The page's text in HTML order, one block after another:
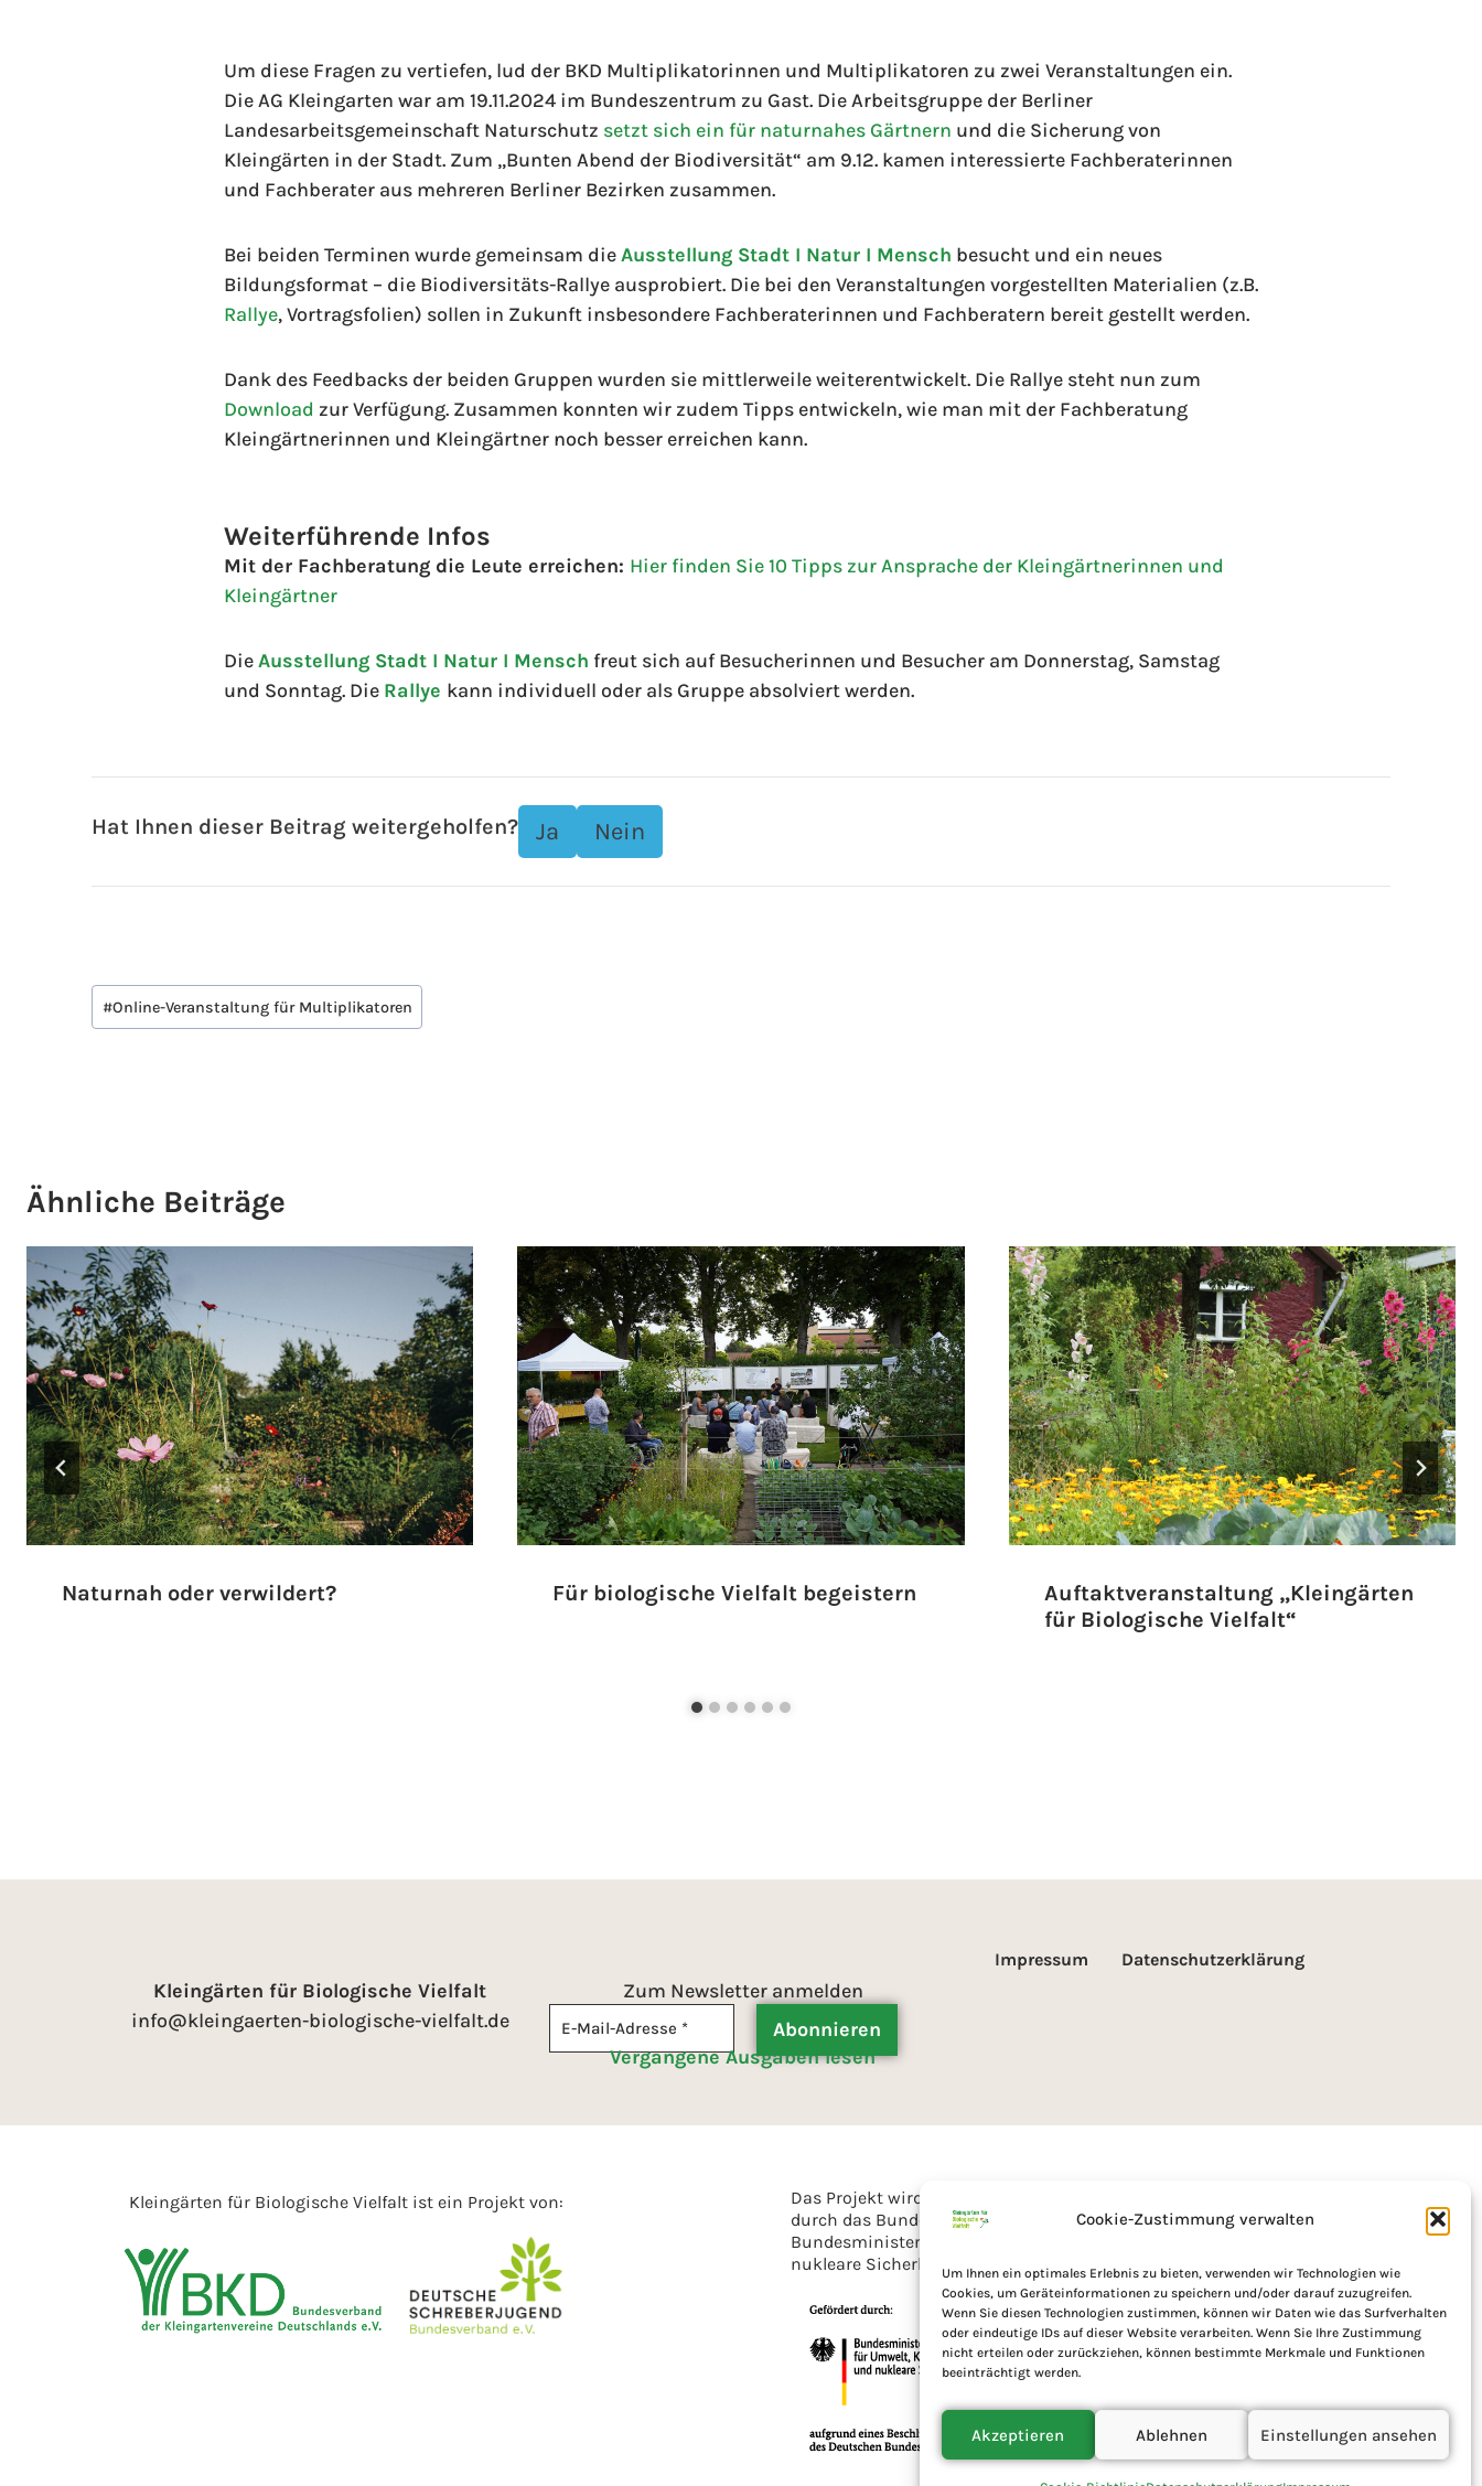
Cookie-Zustimmung verwalten
Um Ihnen ein optimales Erlebnis zu bieten, verwenden wir Technologien wie
Cookies, um Geräteinformationen zu speichern und/oder darauf zuzugreifen.
Wenn Sie diesen Technologien zustimmen, können wir Daten wie das Surfverhalten
oder eindeutige IDs auf dieser Website verarbeiten. Wenn Sie Ihre Zustimmung
nicht erteilen oder zurückziehen, können bestimmte Merkmale und Funktionen
beeinträchtigt werden.
Akzeptieren Ablehnen Einstellungen ansehen
Um diese Fragen zu vertiefen, lud der BKD Multiplikatorinnen und Multiplikatoren zu zwei Veranstaltungen ein.
Die AG Kleingarten war am 19.11.2024 im Bundeszentrum zu Gast. Die Arbeitsgruppe der Berliner
Landesarbeitsgemeinschaft Naturschutz setzt sich ein für naturnahes Gärtnern und die Sicherung von
Kleingärten in der Stadt. Zum „Bunten Abend der Biodiversität“ am 9.12. kamen interessierte Fachberaterinnen
und Fachberater aus mehreren Berliner Bezirken zusammen.
Bei beiden Terminen wurde gemeinsam dieAusstellung Stadt I Natur I Mensch besucht und ein neues
Bildungsformat – die Biodiversitäts-Rallye ausprobiert. Die bei den Veranstaltungen vorgestellten Materialien (z.B.
Rallye, Vortragsfolien) sollen in Zukunft insbesondere Fachberaterinnen und Fachberatern bereit gestellt werden.
Dank des Feedbacks der beiden Gruppen wurden sie mittlerweile weiterentwickelt. Die Rallye steht nun zum
Download zur Verfügung. Zusammen konnten wir zudem Tipps entwickeln, wie man mit der Fachberatung
Kleingärtnerinnen und Kleingärtner noch besser erreichen kann.
Weiterführende Infos
Mit der Fachberatung die Leute erreichen: Hier finden Sie 10 Tipps zur Ansprache der Kleingärtnerinnen und
Kleingärtner
DieAusstellung Stadt I Natur I Mensch freut sich auf Besucherinnen und Besucher am Donnerstag, Samstag
und Sonntag. Die Rallye kann individuell oder als Gruppe absolviert werden.
Hat Ihnen dieser Beitrag weitergeholfen? Ja Nein
#Online-Veranstaltung für Multiplikatoren
Ähnliche Beiträge
Naturnah oder verwildert? Für biologische Vielfalt begeistern
Auftaktveranstaltung „Kleingärten
für Biologische Vielfalt“
Kleingärten für Biologische Vielfalt
info@kleingaerten-biologische-vielfalt.de
Zum Newsletter anmelden
Vergangene Ausgaben lesen
Impressum Datenschutzerklärung
Kleingärten für Biologische Vielfalt ist ein Projekt von:
Das Projekt wird gefördert im Bundesprogramm Biologische Vielfalt
durch das Bundesamt für Naturschutz mit Mitteln des
Bundesministeriums für Umwelt, Klimaschutz, Naturschutz und
nukleare Sicherheit.